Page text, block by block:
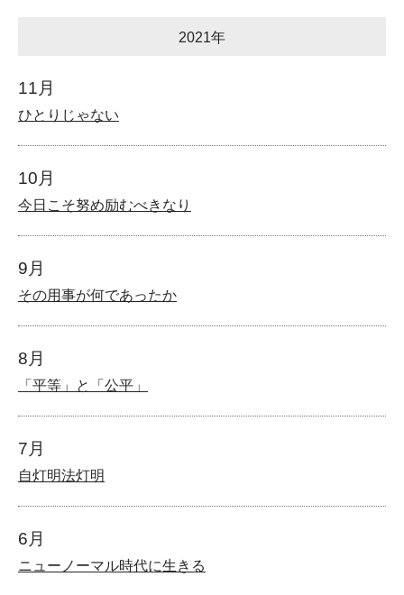
2021年
11月
ひとりじゃない
10月
今日こそ努め励むべきなり
9月
その用事が何であったか
8月
「平等」と「公平」
7月
自灯明法灯明
6月
ニューノーマル時代に生きる